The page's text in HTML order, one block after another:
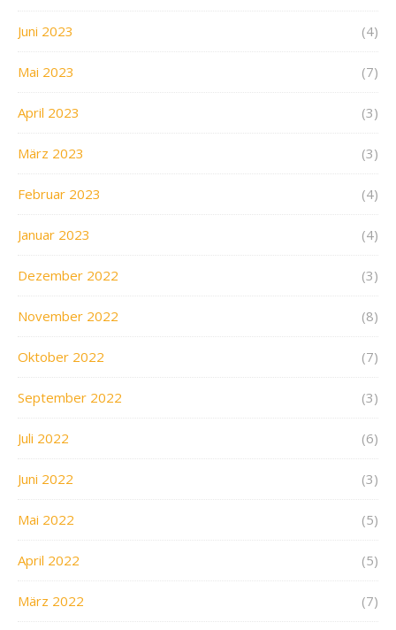
Juni 2023 (4)
Mai 2023 (7)
April 2023 (3)
März 2023 (3)
Februar 2023 (4)
Januar 2023 (4)
Dezember 2022 (3)
November 2022 (8)
Oktober 2022 (7)
September 2022 (3)
Juli 2022 (6)
Juni 2022 (3)
Mai 2022 (5)
April 2022 (5)
März 2022 (7)